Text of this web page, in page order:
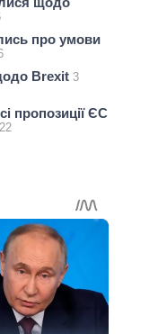
про умови
Brexit 3
пропозиції ЄС